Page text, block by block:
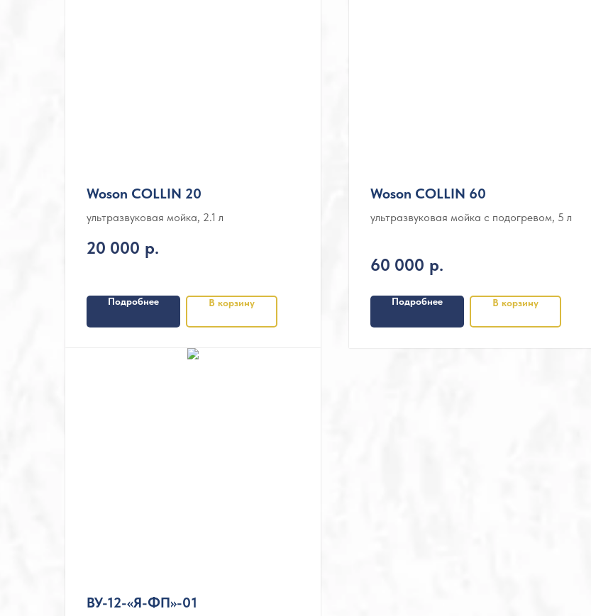
Woson COLLIN 20
ультразвуковая мойка, 2.1 л
20 000 р.
Подробнее В корзину
Woson COLLIN 60
ультразвуковая мойка с подогревом, 5 л
60 000 р.
Подробнее В корзину
ВУ-12-«Я-ФП»-01